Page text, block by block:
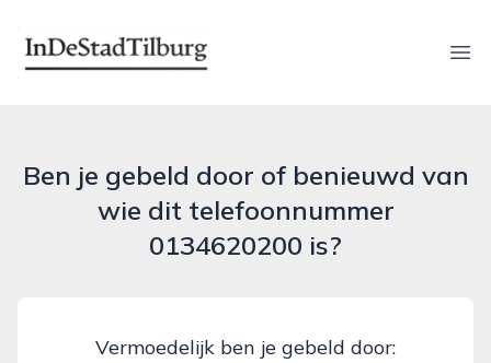
indestadtilburg.nl
Ben je gebeld door of benieuwd van
wie dit telefoonnummer
0134620200 is?
Vermoedelijk ben je gebeld door: